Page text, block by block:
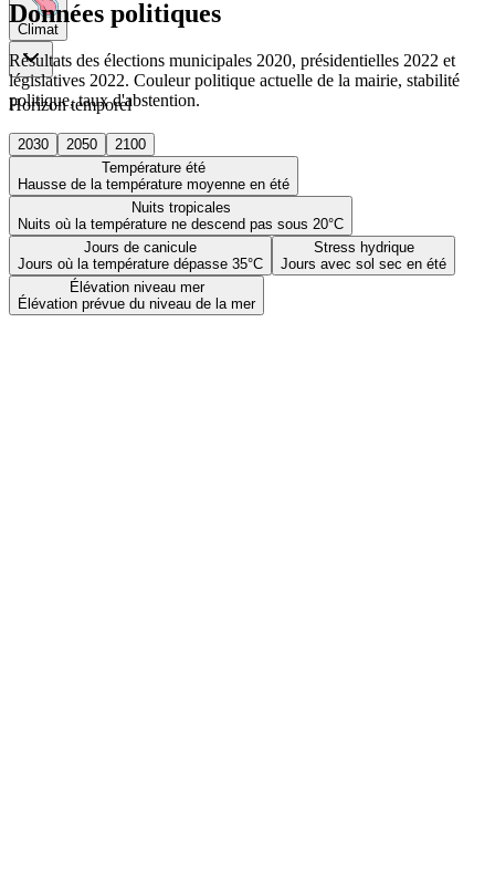
Climat
Horizon temporel
2030 2050
2100
Température été
Hausse de la température moyenne en été
Nuits tropicales
Nuits où la température ne descend pas sous 20°C
Jours de canicule
Jours où la température dépasse 35°C
Stress hydrique
Jours avec sol sec en été
Élévation niveau mer
Élévation prévue du niveau de la mer
Données politiques
Résultats des élections municipales 2020, présidentielles 2022 et
législatives 2022. Couleur politique actuelle de la mairie, stabilité
politique, taux d'abstention.